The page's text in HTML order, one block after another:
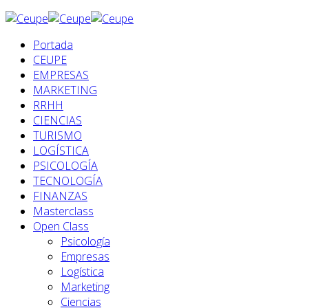
Portada
CEUPE
EMPRESAS
MARKETING
RRHH
CIENCIAS
TURISMO
LOGÍSTICA
PSICOLOGÍA
TECNOLOGÍA
FINANZAS
Masterclass
Open Class
Psicología
Empresas
Logística
Marketing
Ciencias